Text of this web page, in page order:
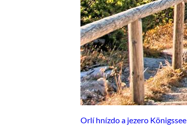
Orlí hnízdo a jezero Königssee